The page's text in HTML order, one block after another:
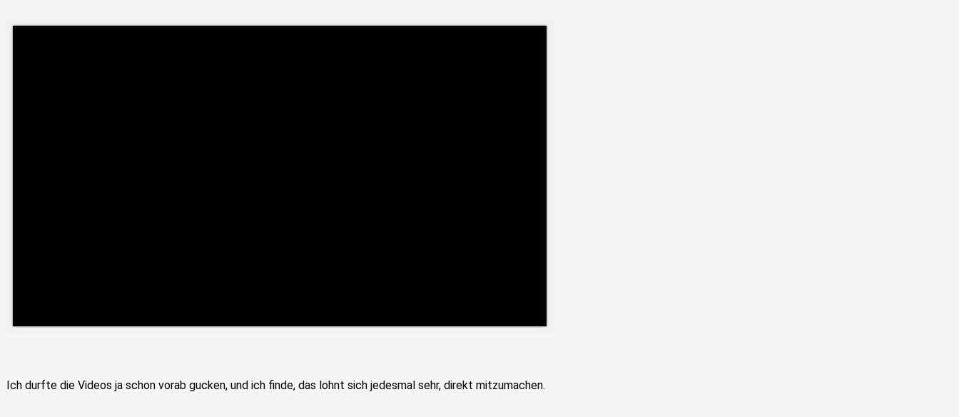
Ich durfte die Videos ja schon vorab gucken, und ich finde, das lohnt sich jedesmal sehr, direkt mitzumachen.